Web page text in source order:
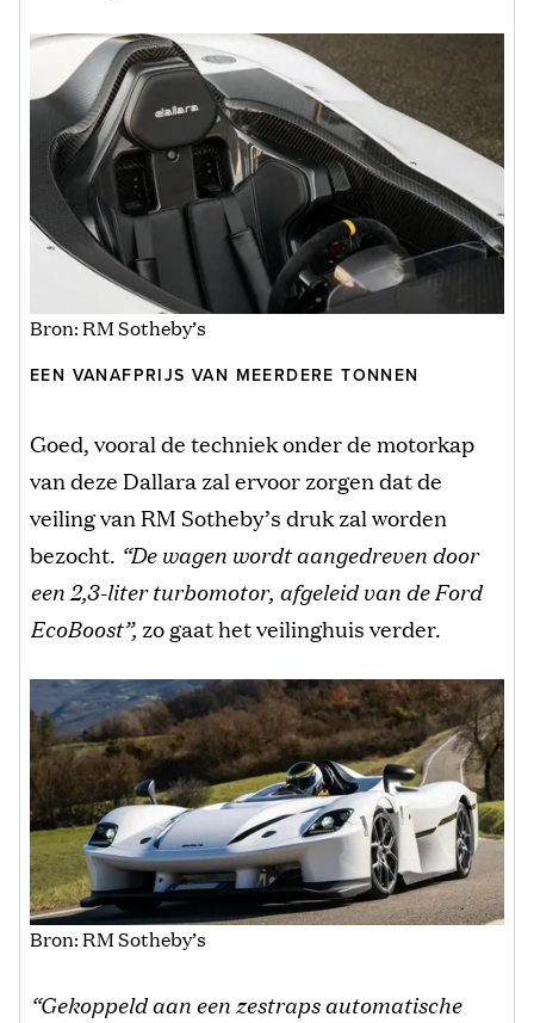
Bron: RM Sotheby’s
EEN VANAFPRIJS VAN MEERDERE TONNEN
Goed, vooral de techniek onder de motorkap
van deze Dallara zal ervoor zorgen dat de
veiling van RM Sotheby’s druk zal worden
bezocht. “De wagen wordt aangedreven door
een 2,3-liter turbomotor, afgeleid van de Ford
EcoBoost”, zo gaat het veilinghuis verder.
Bron: RM Sotheby’s
“Gekoppeld aan een zestraps automatische